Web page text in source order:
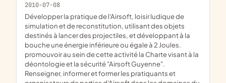
2010-07-08
développer la pratique de l'Airsoft, loisir ludique de
simulation et de reconstitution, utilisant des objets
destinés à lancer des projectiles, et développant à la
bouche une énergie inférieure ou égale à 2 Joules.
promouvoir au sein de cette activité la Charte visant à la
déontologie et la sécurité "Airsoft Guyenne".
Renseigner, informer et former les pratiquants et